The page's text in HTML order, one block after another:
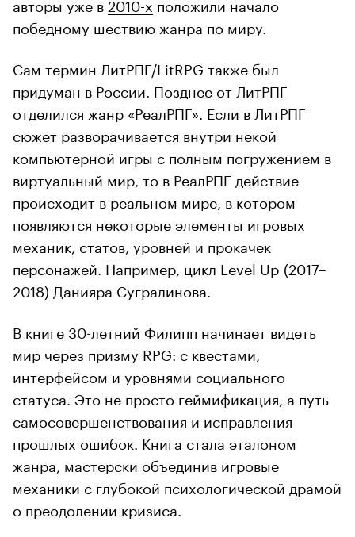
победному шествию жанра по миру.
Сам термин ЛитРПГ/LitRPG также был
придуман в России. Позднее от ЛитРПГ
отделился жанр «РеалРПГ». Если в ЛитРПГ
сюжет разворачивается внутри некой
компьютерной игры с полным погружением в
виртуальный мир, то в РеалРПГ действие
происходит в реальном мире, в котором
появляются некоторые элементы игровых
механик, статов, уровней и прокачек
персонажей. Например, цикл Level Up (2017–
2018) Данияра Сугралинова.
В книге 30-летний Филипп начинает видеть
мир через призму RPG: с квестами,
интерфейсом и уровнями социального
статуса. Это не просто геймификация, а путь
самосовершенствования и исправления
прошлых ошибок. Книга стала эталоном
жанра, мастерски объединив игровые
механики с глубокой психологической драмой
о преодолении кризиса.